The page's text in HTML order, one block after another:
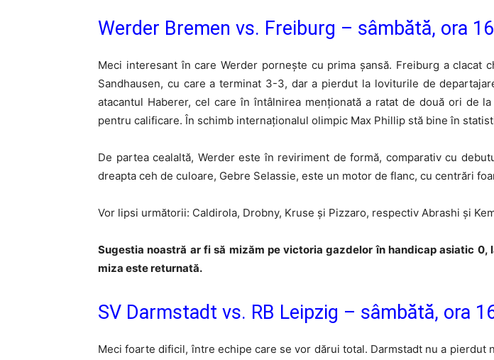
Werder Bremen vs. Freiburg – sâmbătă, ora
Meci interesant în care Werder pornește cu prima șansă. Freiburg a
Sandhausen, cu care a terminat 3-3, dar a pierdut la loviturile de
atacantul Haberer, cel care în întâlnirea menționată a ratat de două ori de
pentru calificare. În schimb internaționalul olimpic Max Phillip stă bine în
De partea cealaltă, Werder este în reviriment de formă, comparativ cu
dreapta ceh de culoare, Gebre Selassie, este un motor de flanc, cu centrări
Vor lipsi următorii: Caldirola, Drobny, Kruse și Pizzaro, respectiv Abrashi și
Sugestia noastră ar fi să mizăm pe victoria gazdelor în handicap asiatic
miza este returnată.
SV Darmstadt vs. RB Leipzig – sâmbătă, ora
Meci foarte dificil, între echipe care se vor dărui total. Darmstadt nu a